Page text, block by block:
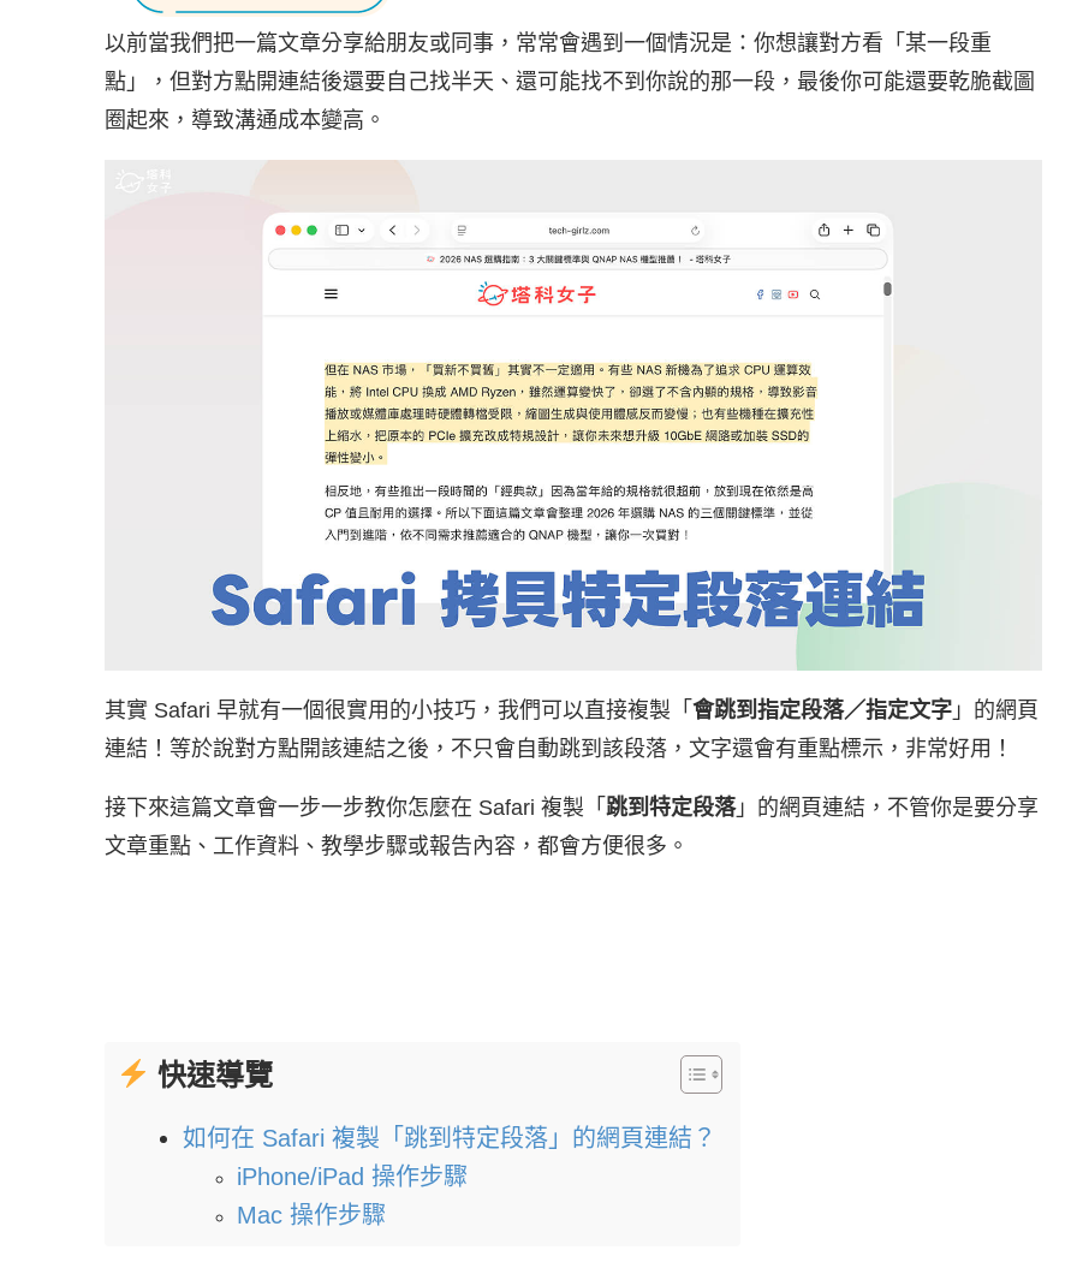
以前當我們把一篇文章分享給朋友或同事，常常會遇到一個情況是：你想讓對方看「某一段重
點」，但對方點開連結後還要自己找半天、還可能找不到你說的那一段，最後你可能還要乾脆截圖
圈起來，導致溝通成本變高。
其實 Safari 早就有一個很實用的小技巧，我們可以直接複製「 會跳到指定段落／指定文字 」的網頁
連結！等於說對方點開該連結之後，不只會自動跳到該段落，文字還會有重點標示，非常好用！
接下來這篇文章會一步一步教你怎麼在 Safari 複製「 跳到特定段落」的網頁連結，不管你是要分享
文章重點、工作資料、教學步驟或報告內容，都會方便很多。
快速導覽
如何在 Safari 複製「跳到特定段落」的網頁連結？
iPhone/iPad 操作步驟
Mac 操作步驟